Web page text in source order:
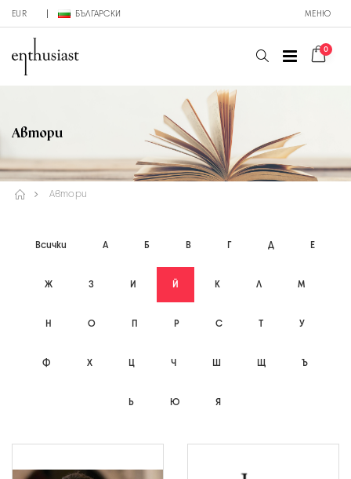
EUR БЪЛГАРСКИ МЕНЮ
0
Автори
Автори
Всички А Б В Г Д Е
Ж З И Й К Л М
Н О П Р С Т У
Ф Х Ц Ч Ш Щ Ъ
Ь Ю Я